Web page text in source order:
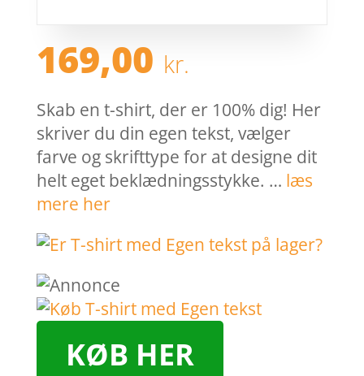
169,00 kr.
Skab en t-shirt, der er 100% dig! Her
skriver du din egen tekst, vælger
farve og skrifttype for at designe dit
helt eget beklædningsstykke. … læs
mere her
KØB HER